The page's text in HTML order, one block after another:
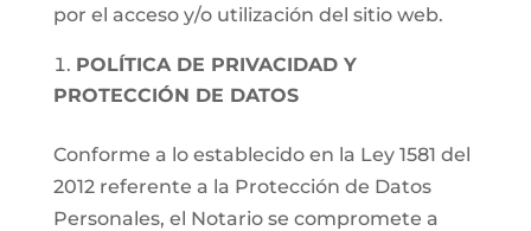
por el acceso y/o utilización del sitio web.
POLÍTICA DE PRIVACIDAD Y
PROTECCIÓN DE DATOS
Conforme a lo establecido en la Ley 1581 del
2012 referente a la Protección de Datos
Personales, el Notario se compromete a